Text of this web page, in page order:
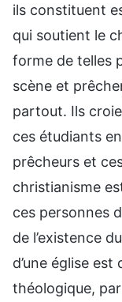
ils constituent
qui soutient le
forme de telles
scène et
partout. Ils
ces étudiants
prêcheurs et
christianisme
ces personnes
de l’existence
d’une église est
théologique,